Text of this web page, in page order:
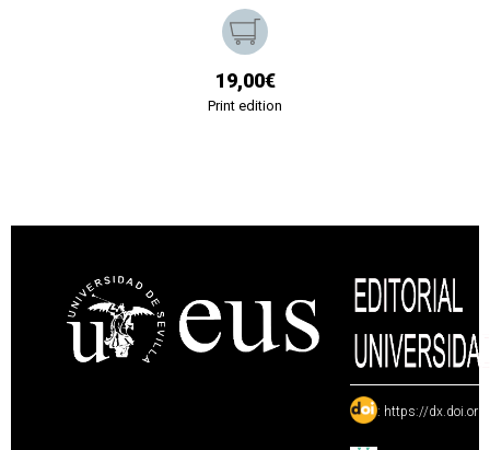
19,00€
Print edition
: https://